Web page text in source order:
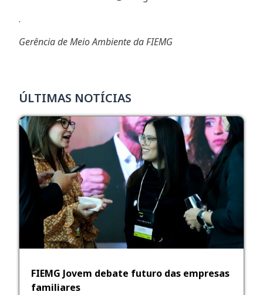
.
Gerência de Meio Ambiente da FIEMG
ÚLTIMAS NOTÍCIAS
FIEMG Jovem debate futuro das empresas
familiares